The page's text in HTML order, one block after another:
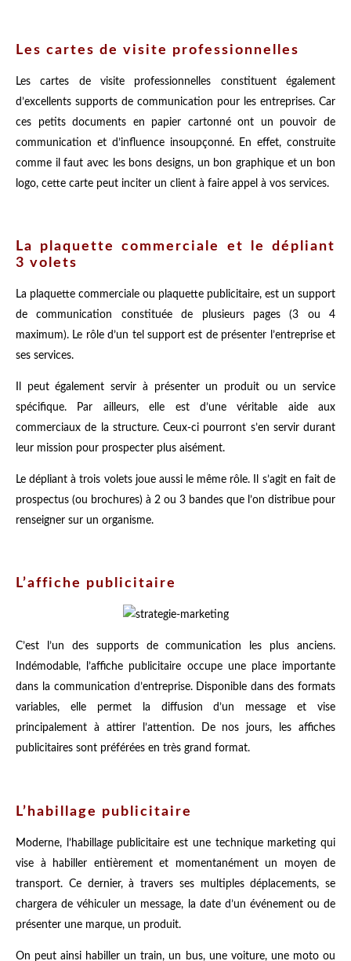
Les cartes de visite professionnelles
Les cartes de visite professionnelles constituent également
d’excellents supports de communication pour les entreprises. Car
ces petits documents en papier cartonné ont un pouvoir de
communication et d’influence insoupçonné. En effet, construite
comme il faut avec les bons designs, un bon graphique et un bon
logo, cette carte peut inciter un client à faire appel à vos services.
La plaquette commerciale et le dépliant
3 volets
La plaquette commerciale ou plaquette publicitaire, est un support
de communication constituée de plusieurs pages (3 ou 4
maximum). Le rôle d’un tel support est de présenter l’entreprise et
ses services.
Il peut également servir à présenter un produit ou un service
spécifique. Par ailleurs, elle est d’une véritable aide aux
commerciaux de la structure. Ceux-ci pourront s’en servir durant
leur mission pour prospecter plus aisément.
Le dépliant à trois volets joue aussi le même rôle. Il s’agit en fait de
prospectus (ou brochures) à 2 ou 3 bandes que l’on distribue pour
renseigner sur un organisme.
L’affiche publicitaire
C’est l’un des supports de communication les plus anciens.
Indémodable, l’affiche publicitaire occupe une place importante
dans la communication d’entreprise. Disponible dans des formats
variables, elle permet la diffusion d’un message et vise
principalement à attirer l’attention. De nos jours, les affiches
publicitaires sont préférées en très grand format.
L’habillage publicitaire
Moderne, l’habillage publicitaire est une technique marketing qui
vise à habiller entièrement et momentanément un moyen de
transport. Ce dernier, à travers ses multiples déplacements, se
chargera de véhiculer un message, la date d’un événement ou de
présenter une marque, un produit.
On peut ainsi habiller un train, un bus, une voiture, une moto ou